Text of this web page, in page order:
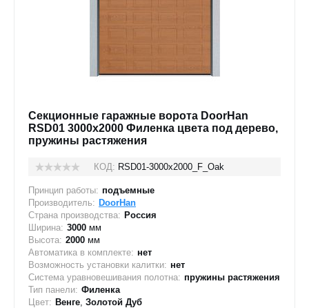
Секционные гаражные ворота DoorHan
RSD01 3000x2000 Филенка цвета под дерево,
пружины растяжения
КОД: RSD01-3000х2000_F_Oak
Принцип работы: подъемные
Производитель: DoorHan
Страна производства: Россия
Ширина: 3000 мм
Высота: 2000 мм
Автоматика в комплекте: нет
Возможность установки калитки: нет
Система уравновешивания полотна: пружины растяжения
Тип панели: Филенка
Цвет: Венге, Золотой Дуб